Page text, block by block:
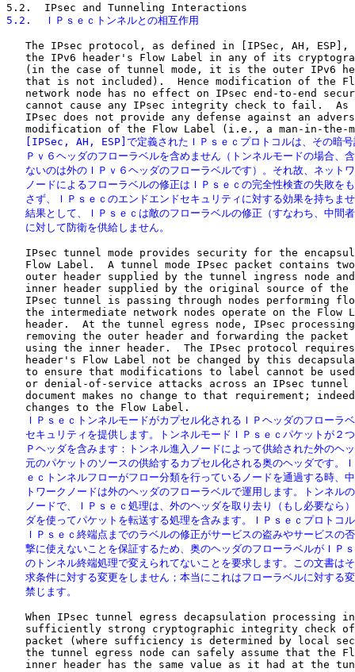
5.2.  ＩＰｓｅｃトンネルとの相互作用
The IPsec protocol, as defined in [IPSec, AH, ESP],
the IPv6 header's Flow Label in any of its
(in the case of tunnel mode, it is the outer IPv6
that is not included).  Hence modification of the
network node has no effect on IPsec end-to-end
cannot cause any IPsec integrity check to fail.  As
IPsec does not provide any defense against an
[IPSec, AH, ESP]で定義されたＩＰｓｅｃプロトコルは、その暗号
Ｐｖ６ヘッダのフローラベルを含めません（トンネルモードの場合、
ないのは外のＩＰｖ６ヘッダのフローラベルです）。それ故、ネット
ノードによるフローラベルの修正はＩＰｓｅｃの完全性検査の失敗を
さず、ＩＰｓｅｃのエンドエンドセキュリティに対する効果を持ちま
結果として、ＩＰｓｅｃは敵のフローラベルの修正（すなわち、中間
   に対して防衛を供給しません。
IPsec tunnel mode provides security for the
Flow Label.  A tunnel mode IPsec packet contains
outer header supplied by the tunnel ingress node
inner header supplied by the original source of the
IPsec tunnel is passing through nodes performing
the intermediate network nodes operate on the Flow
header.  At the tunnel egress node, IPsec
removing the outer header and forwarding the packet
using the inner header.  The IPsec protocol
header's Flow Label not be changed by this
to ensure that modifications to label cannot be
or denial-of-service attacks across an IPsec tunnel
document makes no change to that requirement;
ＩＰｓｅｃトンネルモードがカプセル化されるＩＰヘッダのフローラ
セキュリティを提供します。トンネルモードＩＰｓｅｃパケットが２
Ｐヘッダを含みます：トンネル進入ノードによって供給された外のヘ
元のパケットのソースの供給するカプセル化される奥のヘッダです。
ｅｃトンネルフローがフロー分類を行っているノードを通過する時、
トワークノードは外のヘッダのフローラベルで運用します。トンネル
ノードで、ＩＰｓｅｃ処理は、外のヘッダを取り去り（もし必要なら
ダを使ってパケットを転送する処理を含みます。ＩＰｓｅｃプロトコ
ＩＰｓｅｃ終端点までのラベルの修正がサービスの盗みやサービスの
撃に使えないことを保証するため、奥のヘッダのフローラベルがＩＰ
のトンネル終端処理で変えられてないことを要求します。この文書は
求条件に対する変更をしません；本当にこれはフローラベルに対する
   禁じます。
When IPsec tunnel egress decapsulation processing
sufficiently strong cryptographic integrity check
packet (where sufficiency is determined by local
the tunnel egress node can safely assume that the